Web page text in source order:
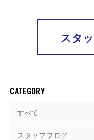
スタ
CATEGORY
すべて
スタッフブログ